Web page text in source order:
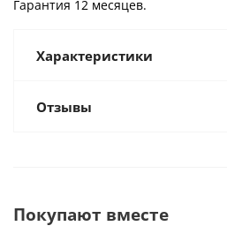
Гарантия 12 месяцев.
Характеристики
Отзывы
Покупают вместе